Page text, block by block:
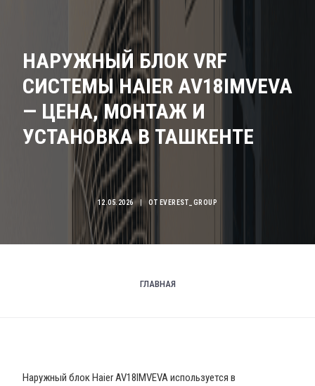
НАРУЖНЫЙ БЛОК VRF
СИСТЕМЫ HAIER AV18IMVEVA
— ЦЕНА, МОНТАЖ И
УСТАНОВКА В ТАШКЕНТЕ
12.05.2026 ОТ EVEREST_GROUP
ГЛАВНАЯ
Наружный блок Haier AV18IMVEVA используется в